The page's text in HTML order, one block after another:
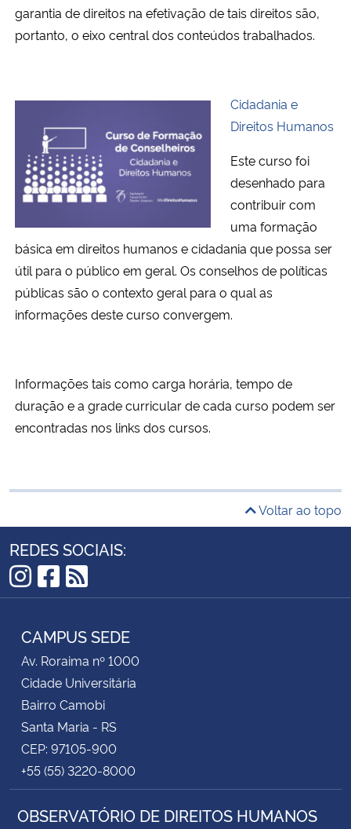
garantia de direitos na efetivação de tais direitos são,
portanto, o eixo central dos conteúdos trabalhados.
Cidadania e
Direitos Humanos
Este curso foi
desenhado para
contribuir com
uma formação
básica em direitos humanos e cidadania que possa ser
útil para o público em geral. Os conselhos de políticas
públicas são o contexto geral para o qual as
informações deste curso convergem.
Informações tais como carga horária, tempo de
duração e a grade curricular de cada curso podem ser
encontradas nos links dos cursos.
Voltar ao topo
REDES SOCIAIS:
Instagram
Facebook
RSS
CAMPUS SEDE
Av. Roraima nº 1000
Cidade Universitária
Bairro Camobi
Santa Maria - RS
CEP: 97105-900
+55 (55) 3220-8000
OBSERVATÓRIO DE DIREITOS HUMANOS